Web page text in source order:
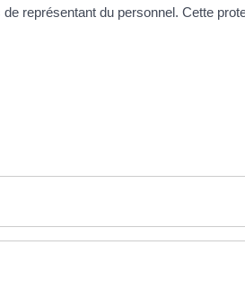
représentant du personnel. Cette